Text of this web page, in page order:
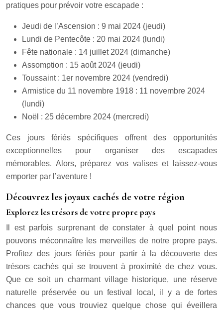
pratiques pour prévoir votre escapade :
Jeudi de l’Ascension : 9 mai 2024 (jeudi)
Lundi de Pentecôte : 20 mai 2024 (lundi)
Fête nationale : 14 juillet 2024 (dimanche)
Assomption : 15 août 2024 (jeudi)
Toussaint : 1er novembre 2024 (vendredi)
Armistice du 11 novembre 1918 : 11 novembre 2024
(lundi)
Noël : 25 décembre 2024 (mercredi)
Ces jours fériés spécifiques offrent des opportunités
exceptionnelles pour organiser des escapades
mémorables. Alors, préparez vos valises et laissez-vous
emporter par l’aventure !
Découvrez les joyaux cachés de votre région
Explorez les trésors de votre propre pays
Il est parfois surprenant de constater à quel point nous
pouvons méconnaître les merveilles de notre propre pays.
Profitez des jours fériés pour partir à la découverte des
trésors cachés qui se trouvent à proximité de chez vous.
Que ce soit un charmant village historique, une réserve
naturelle préservée ou un festival local, il y a de fortes
chances que vous trouviez quelque chose qui éveillera